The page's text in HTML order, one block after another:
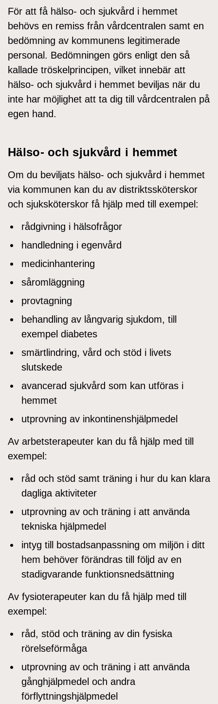
För att få hälso- och sjukvård i hemmet
behövs en remiss från vårdcentralen samt en
bedömning av kommunens legitimerade
personal. Bedömningen görs enligt den så
kallade tröskelprincipen, vilket innebär att
hälso- och sjukvård i hemmet beviljas när du
inte har möjlighet att ta dig till vårdcentralen på
egen hand.
Hälso- och sjukvård i hemmet
Om du beviljats hälso- och sjukvård i hemmet
via kommunen kan du av distriktssköterskor
och sjuksköterskor få hjälp med till exempel:
rådgivning i hälsofrågor
handledning i egenvård
medicinhantering
såromläggning
provtagning
behandling av långvarig sjukdom, till
exempel diabetes
smärtlindring, vård och stöd i livets
slutskede
avancerad sjukvård som kan utföras i
hemmet
utprovning av inkontinenshjälpmedel
Av arbetsterapeuter kan du få hjälp med till
exempel:
råd och stöd samt träning i hur du kan klara
dagliga aktiviteter
utprovning av och träning i att använda
tekniska hjälpmedel
intyg till bostadsanpassning om miljön i ditt
hem behöver förändras till följd av en
stadigvarande funktionsnedsättning
Av fysioterapeuter kan du få hjälp med till
exempel:
råd, stöd och träning av din fysiska
rörelseförmåga
utprovning av och träning i att använda
gånghjälpmedel och andra
förflyttningshjälpmedel